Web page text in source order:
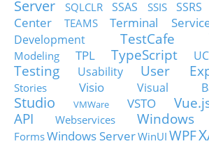
Server
SQLCLR SSAS SSIS SSRS
Center
TEAMS Terminal
Development
TestCafe
Modeling
TPL TypeScript
Testing
Usability User
Stories
Visio Visual
Studio
VMWare VSTO
API
Webservices
FormsWindows ServerWinUI WPF